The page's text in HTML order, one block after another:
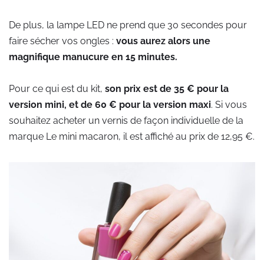
De plus, la lampe LED ne prend que 30 secondes pour
faire sécher vos ongles : vous aurez alors une
magnifique manucure en 15 minutes.
Pour ce qui est du kit, son prix est de 35 € pour la
version mini, et de 60 € pour la version maxi. Si vous
souhaitez acheter un vernis de façon individuelle de la
marque Le mini macaron, il est affiché au prix de 12,95 €.